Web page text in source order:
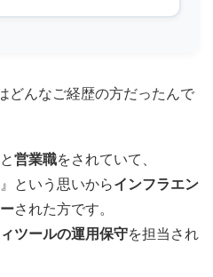
どんなご経歴の方だったんで
営業職をされていて、
という思いからインフラエン
された方です。
ツールの運用保守を担当され